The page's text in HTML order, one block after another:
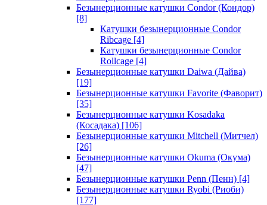
Безынерционные катушки Condor (Кондор)
[8]
Катушки безынерционные Condor
Ribcage [4]
Катушки безынерционные Condor
Rollcage [4]
Безынерционные катушки Daiwa (Дайва)
[19]
Безынерционные катушки Favorite (Фаворит)
[35]
Безынерционные катушки Kosadaka
(Косадака) [106]
Безынерционные катушки Mitchell (Митчел)
[26]
Безынерционные катушки Okuma (Окума)
[47]
Безынерционные катушки Penn (Пенн) [4]
Безынерционные катушки Ryobi (Риоби)
[177]